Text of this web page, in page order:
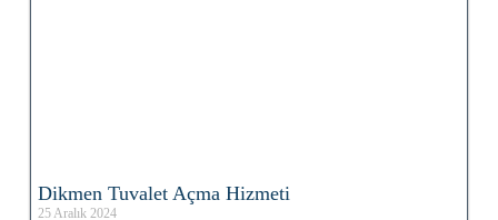
Dikmen Tuvalet Açma Hizmeti
25 Aralık 2024